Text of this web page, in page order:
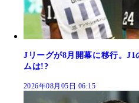
Jリーグが8月開幕に移行。
ムは!?
2026年08月05日 06:15